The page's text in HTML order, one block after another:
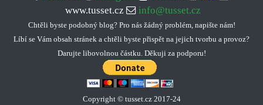
www.tusset.cz
info@tusset.cz
Chtěli byste podobný blog? Pro nás žádný problém, napište nám!
Líbí se Vám obsah stránek a chtěli byste přispět na jejich tvorbu a provoz?
Darujte libovolnou částku. Děkuji za podporu!
Copyright © tusset. cz 2017-24